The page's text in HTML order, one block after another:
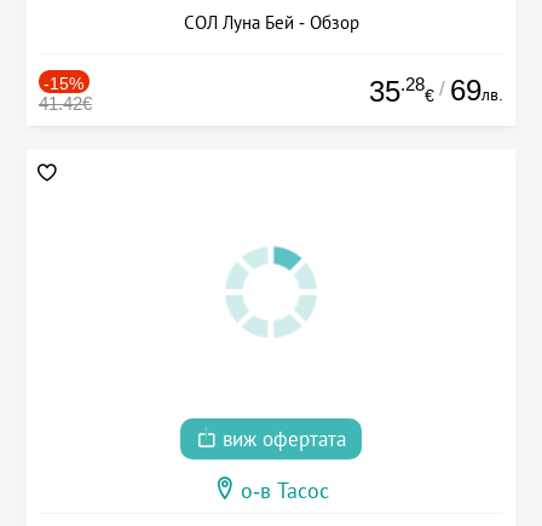
СОЛ Луна Бей - Обзор
-15%
41.42€ 35.28
€ / 69лв.
виж офертата
о-в Тасос